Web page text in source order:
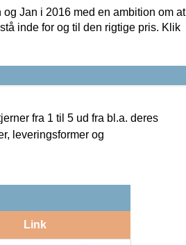
Jan i 2016 med en ambition om at
inde for og til den rigtige pris. Klik
fra 1 til 5 ud fra bl.a. deres
leveringsformer og
Link